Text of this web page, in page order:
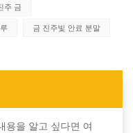
주 금
금 진주빛 안료 분말
용을 알고 싶다면 여